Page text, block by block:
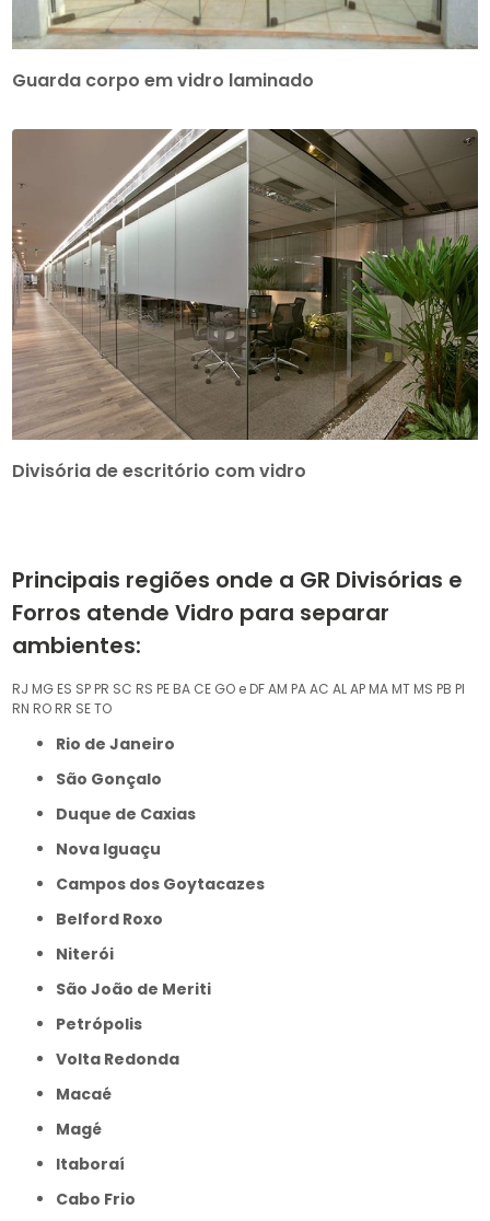
Guarda corpo em vidro laminado
Divisória de escritório com vidro
Principais regiões onde a GR Divisórias e
Forros atende Vidro para separar
ambientes:
RJ MG ES SP PR SC RS PE BA CE GO e DFAM PAAC ALAP MA MT MS PB PI
RN RO RR SETO
Rio de Janeiro
São Gonçalo
Duque de Caxias
Nova Iguaçu
Campos dos Goytacazes
Belford Roxo
Niterói
São João de Meriti
Petrópolis
Volta Redonda
Macaé
Magé
Itaboraí
Cabo Frio